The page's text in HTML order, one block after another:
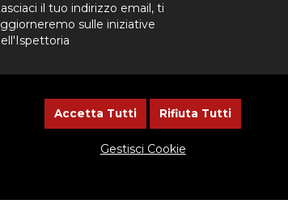
Accetta Tutti Rifiuta Tutti
Gestisci Cookie
il tuo indirizzo email, ti
sulle iniziative